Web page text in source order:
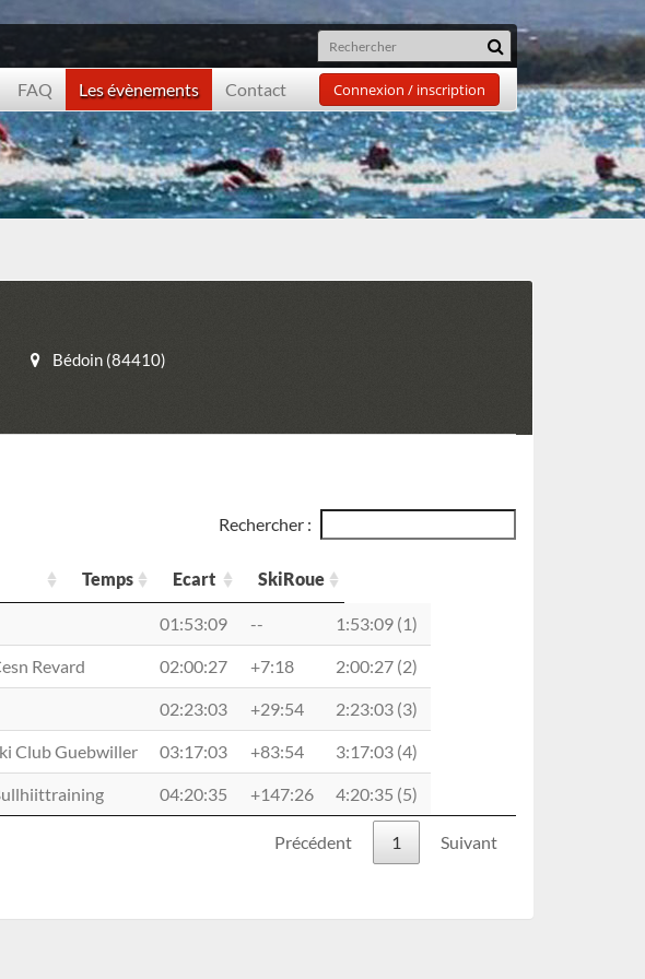
FAQ Les évènements Contact Connexion / inscription
Bédoin (84410)
Rechercher :
Temps Ecart
SkiRoue
Temps SkiRoue
01:53:09 -- 1:53:09 (1)
Revard 02:00:27 +7:18 2:00:27 (2)
02:23:03 +29:54 2:23:03 (3)
Club Guebwiller 03:17:03 +83:54 3:17:03 (4)
04:20:35 +147:26
4:20:35 (5)
Précédent 1 Suivant